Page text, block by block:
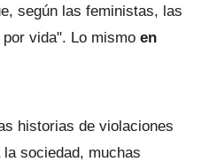
según las feministas, las
vida". Lo mismo en
historias de violaciones
sociedad, muchas